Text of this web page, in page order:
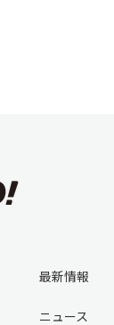
最新情報
ニュース